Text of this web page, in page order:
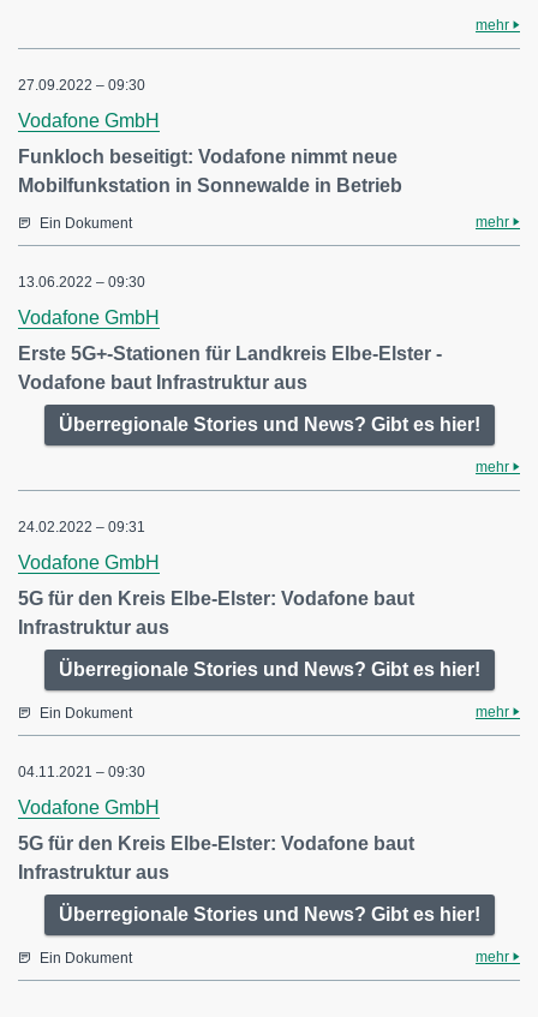
mehr
27.09.2022 – 09:30
Vodafone GmbH
Funkloch beseitigt: Vodafone nimmt neue
Mobilfunkstation in Sonnewalde in Betrieb
Ein Dokument mehr
13.06.2022 – 09:30
Vodafone GmbH
Erste 5G+-Stationen für Landkreis Elbe-Elster -
Vodafone baut Infrastruktur aus
Überregionale Stories und News? Gibt es hier!
mehr
24.02.2022 – 09:31
Vodafone GmbH
5G für den Kreis Elbe-Elster: Vodafone baut
Infrastruktur aus
Überregionale Stories und News? Gibt es hier!
Ein Dokument mehr
04.11.2021 – 09:30
Vodafone GmbH
5G für den Kreis Elbe-Elster: Vodafone baut
Infrastruktur aus
Überregionale Stories und News? Gibt es hier!
Ein Dokument mehr